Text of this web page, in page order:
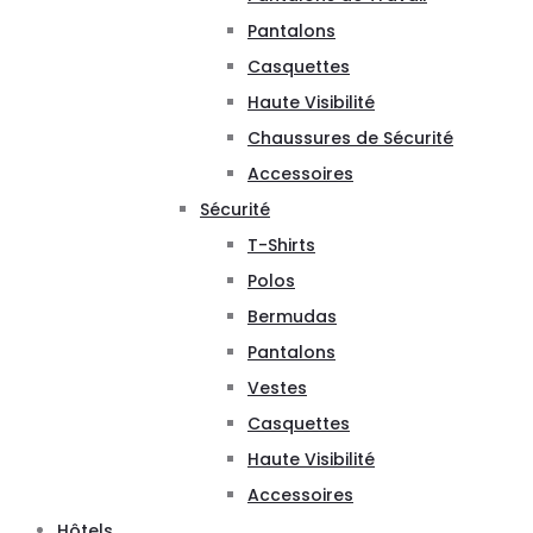
Pantalons
Casquettes
Haute Visibilité
Chaussures de Sécurité
Accessoires
Sécurité
T-Shirts
Polos
Bermudas
Pantalons
Vestes
Casquettes
Haute Visibilité
Accessoires